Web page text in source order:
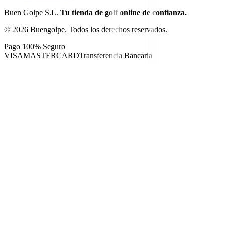
Buen Golpe S.L. Tu tienda de golf online de confianza.
© 2026 Buengolpe. Todos los derechos reservados.
Pago 100% Seguro
VISAMASTERCARDTransferencia Bancaria